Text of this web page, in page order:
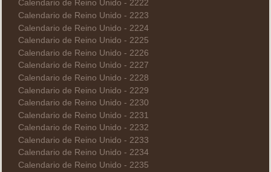
Calendario de Reino Unido - 2222
Calendario de Reino Unido - 2223
Calendario de Reino Unido - 2224
Calendario de Reino Unido - 2225
Calendario de Reino Unido - 2226
Calendario de Reino Unido - 2227
Calendario de Reino Unido - 2228
Calendario de Reino Unido - 2229
Calendario de Reino Unido - 2230
Calendario de Reino Unido - 2231
Calendario de Reino Unido - 2232
Calendario de Reino Unido - 2233
Calendario de Reino Unido - 2234
Calendario de Reino Unido - 2235